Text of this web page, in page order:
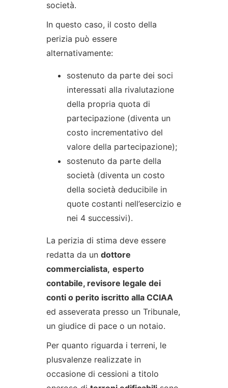
società.
In questo caso, il costo della
perizia può essere
alternativamente:
sostenuto da parte dei soci
interessati alla rivalutazione
della propria quota di
partecipazione (diventa un
costo incrementativo del
valore della partecipazione);
sostenuto da parte della
società (diventa un costo
della società deducibile in
quote costanti nell’esercizio e
nei 4 successivi).
La perizia di stima deve essere
redatta da un dottore
commercialista, esperto
contabile, revisore legale dei
conti o perito iscritto alla CCIAA
ed asseverata presso un Tribunale,
un giudice di pace o un notaio.
Per quanto riguarda i terreni, le
plusvalenze realizzate in
occasione di cessioni a titolo